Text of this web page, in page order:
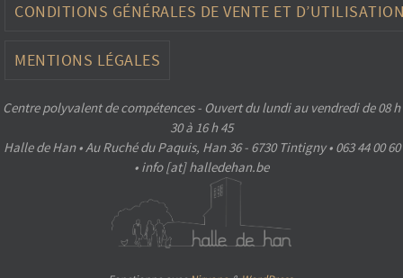
CONDITIONS GÉNÉRALES DE VENTE ET
MENTIONS LÉGALES
Centre polyvalent de compétences - Ouvert du lundi au vendredi de 08 h
30 à 16 h 45
Halle de Han • Au Ruché du Paquis, Han 36 - 6730 Tintigny • 063 44 00 60
• info [at] halledehan.be